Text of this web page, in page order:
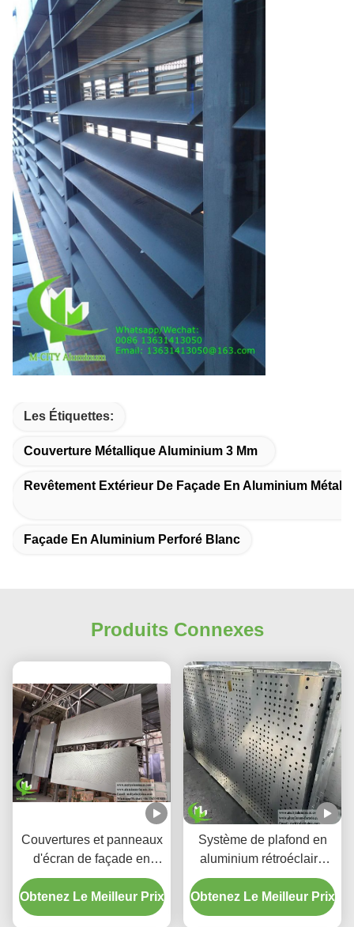
Les Étiquettes:
Couverture Métallique Aluminium 3 Mm
Revêtement Extérieur De Façade En Aluminium
Façade En Aluminium Perforé Blanc
Produits Connexes
Couvertures et panneaux
d'écran de façade en
aluminium perforé à
dégradé personnalisé
Obtenez Le Meilleur Prix
Système de plafond en
aluminium rétroéclairé
perforé personnalisé avec
boîtier LED intégré et
motifs de découpe laser
Obtenez Le Meilleur Prix